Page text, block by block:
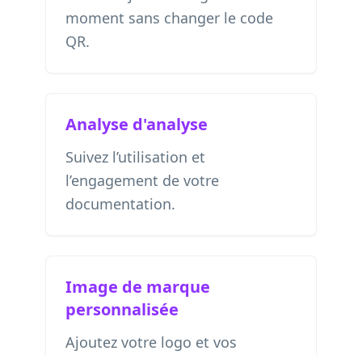
moment sans changer le code
QR.
Analyse d'analyse
Suivez l’utilisation et
l’engagement de votre
documentation.
Image de marque
personnalisée
Ajoutez votre logo et vos